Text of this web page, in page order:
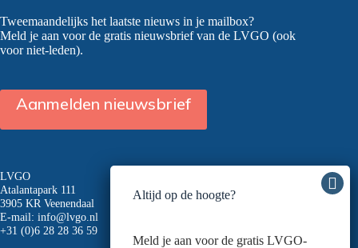
Tweemaandelijks het laatste nieuws in je mailbox?
Meld je aan voor de gratis nieuwsbrief van de LVGO (ook
voor niet-leden).
Aanmelden nieuwsbrief
LVGO
Atalantapark 111
3905 KR Veenendaal
E-mail: info@lvgo.nl
+31 (0)6 28 28 36 59
Altijd op de hoogte?
Meld je aan voor de gratis LVGO-